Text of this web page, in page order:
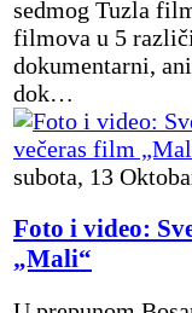
sedmog Tuzla
filmova u 5
dokumentarni,
dok…
subota, 13
Foto i video:
„Mali“